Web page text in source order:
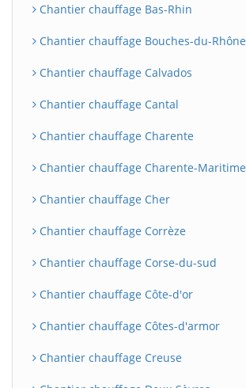
Chantier chauffage Bas-Rhin
Chantier chauffage Bouches-du-Rhône
Chantier chauffage Calvados
Chantier chauffage Cantal
Chantier chauffage Charente
Chantier chauffage Charente-Maritime
Chantier chauffage Cher
Chantier chauffage Corrèze
Chantier chauffage Corse-du-sud
Chantier chauffage Côte-d'or
Chantier chauffage Côtes-d'armor
Chantier chauffage Creuse